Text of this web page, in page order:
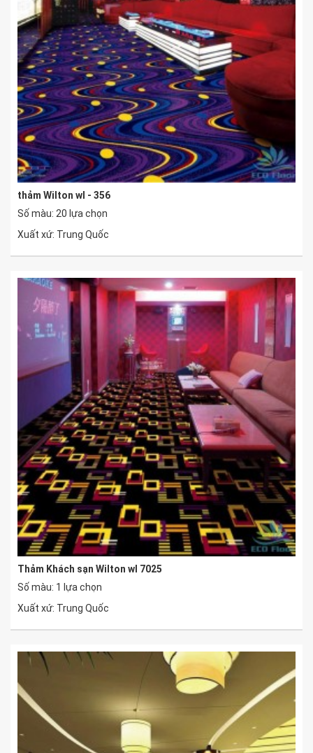
thảm Wilton wl - 356
Số màu: 20 lựa chọn
Xuất xứ: Trung Quốc
Thảm Khách sạn Wilton wl 7025
Số màu: 1 lựa chọn
Xuất xứ: Trung Quốc